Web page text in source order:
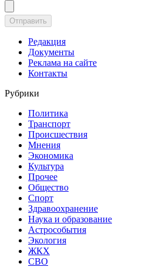
Отправить
Редакция
Документы
Реклама на сайте
Контакты
Рубрики
Политика
Транспорт
Происшествия
Мнения
Экономика
Культура
Прочее
Общество
Спорт
Здравоохранение
Наука и образование
Астрособытия
Экология
ЖКХ
СВО